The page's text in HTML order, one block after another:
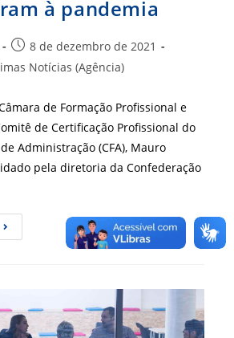
à pandemia
Post
publicado:
8 de dezembro de 2021
Notícias (Agência)
de Formação Profissional e
de Certificação Profissional do
Administração (CFA), Mauro
pela diretoria da Confederação
Mauro